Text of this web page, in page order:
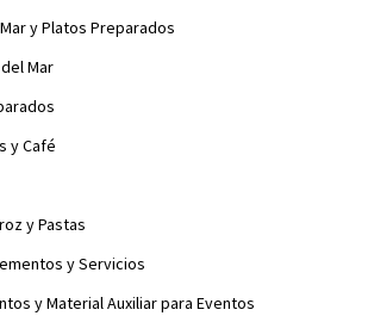
y Platos Preparados
Mar
y Café
y Pastas
y Servicios
y Material Auxiliar para Eventos